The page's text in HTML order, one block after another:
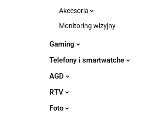
Akcesoria
Monitoring wizyjny
Gaming
Telefony i smartwatche
AGD
RTV
Foto